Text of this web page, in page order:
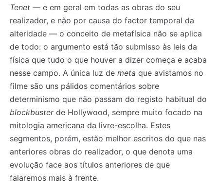
Tenet — e em geral em todas as obras do seu
realizador, e não por causa do factor temporal da
alteridade — o conceito de metafísica não se aplica
de todo: o argumento está tão submisso às leis da
física que tudo o que houver a dizer começa e acaba
nesse campo. A única luz de meta que avistamos no
filme são uns pálidos comentários sobre
determinismo que não passam do registo habitual do
blockbusterde Hollywood, sempre muito focado na
mitologia americana da livre-escolha. Estes
segmentos, porém, estão melhor escritos do que nas
anteriores obras do realizador, o que denota uma
evolução face aos títulos anteriores de que
falaremos mais à frente.